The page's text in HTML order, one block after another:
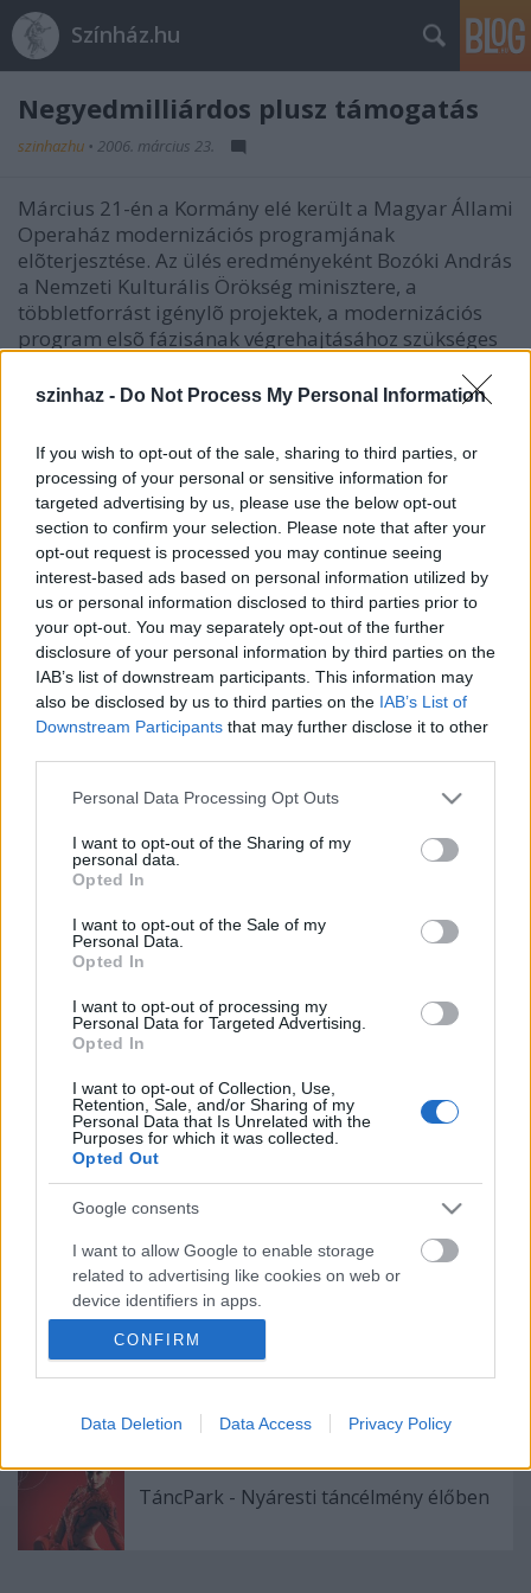
szinhaz - Do Not Process My Personal Information
If you wish to opt-out of the sale, sharing to third parties, or
processing of your personal or sensitive information for
targeted advertising by us, please use the below opt-out
section to confirm your selection. Please note that after your
opt-out request is processed you may continue seeing
interest-based ads based on personal information utilized by
us or personal information disclosed to third parties prior to
your opt-out. You may separately opt-out of the further
disclosure of your personal information by third parties on the
IAB’s list of downstream participants. This information may
also be disclosed by us to third parties on the IAB’s List of
Downstream Participants that may further disclose it to other
Please note that this website/app uses one or more Google
not limited to your visit or usage behaviour. You may click to
grant or deny consent to Google and its third-party tags to
use your data for below specified purposes in below Google
consent section.
Personal Data Processing Opt Outs
I want to opt-out of the Sharing of my
personal data.
Opted In
I want to opt-out of the Sale of my
Personal Data.
Opted In
I want to opt-out of processing my
Personal Data for Targeted Advertising.
Opted In
I want to opt-out of Collection, Use,
Retention, Sale, and/or Sharing of my
Personal Data that Is Unrelated with the
Purposes for which it was collected.
Opted Out
Google consents
I want to allow Google to enable storage
related to advertising like cookies on web or
device identifiers in apps.
I want to allow my user data to be sent to
Google for online advertising purposes.
I want to allow Google to send me
I want to allow Google to enable storage
related to analytics like cookies on web or
device identifiers in apps.
CONFIRM
Data Deletion Data Access Privacy Policy
Színház.hu
Negyedmilliárdos plusz támogatás
szinhazhu • 2006. március 23.
Március 21-én a Kormány elé került a Magyar Állami
Operaház modernizációs programjának
elõterjesztése. Az ülés eredményeként Bozóki András
a Nemzeti Kulturális Örökség minisztere, a
többletforrást igénylõ projektek, a modernizációs
program elsõ fázisának végrehajtásához szükséges
Hegyi Árpád Jutocsát, az Operaház fõigazgatóját.
Az összeg az Erkel Színház korszerűsítési
programjának előkészítésére, modernizációs
menedzsment irányítási eszközök bevezetésére, a
házi színpad beruházás előkészítésére, valamint
informatikai, kommunikációs-technikai
fejlesztésekre fordítható.
forrás:Várkonyi Judit
mb. sajtóreferens
Magyar Állami Operaház
Ajánlott bejegyzések:
koncertszínház a Teátrumban
"Csak engedjenek át a határon, jövünk!"
Bartók dallamok jazz-zenekarral és
tánccal
Pénteken ismét online vetítés a
Vörösmarty Színházban
TáncPark - Nyáresti táncélmény élőben